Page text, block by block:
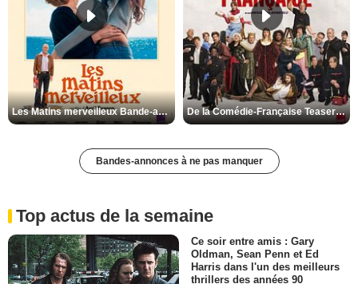
Les Matins merveilleux Bande-annonce VF De la Comédie-Française Teaser VF
Bandes-annonces à ne pas manquer
Top actus de la semaine
Ce soir entre amis : Gary
Oldman, Sean Penn et Ed
Harris dans l'un des meilleurs
thrillers des années 90